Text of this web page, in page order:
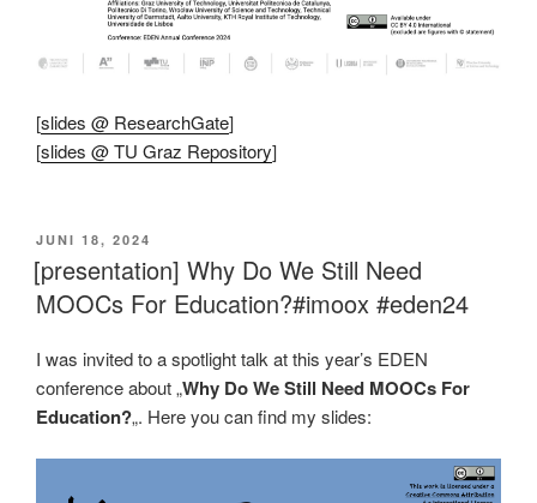
[slides @ ResearchGate]
[slides @ TU Graz Repository]
VERÖFFENTLICHT
AM
JUNI 18, 2024
[presentation] Why Do We Still Need
MOOCs For Education?#imoox #eden24
I was invited to a spotlight talk at this year’s EDEN
conference about „Why Do We Still Need MOOCs For
Education?„. Here you can find my slides: